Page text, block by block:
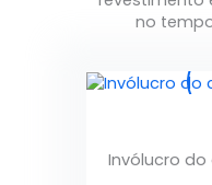
no
Invólucro